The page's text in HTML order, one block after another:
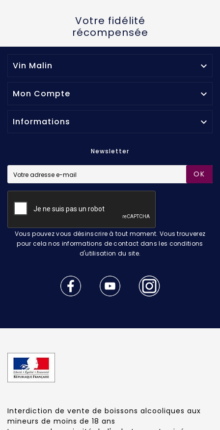
Votre fidélité
récompensée
Vin Malin 
Mon Compte 
Informations 
Newsletter
OK
Vous pouvez vous désinscrire à tout moment. Vous trouverez
pour cela nos informations de contact dans les conditions
d'utilisation du site.
Interdiction de vente de boissons alcooliques aux
mineurs de moins de 18 ans